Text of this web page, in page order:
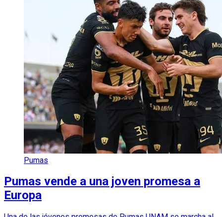
Pumas
Pumas vende a una joven promesa a
Europa